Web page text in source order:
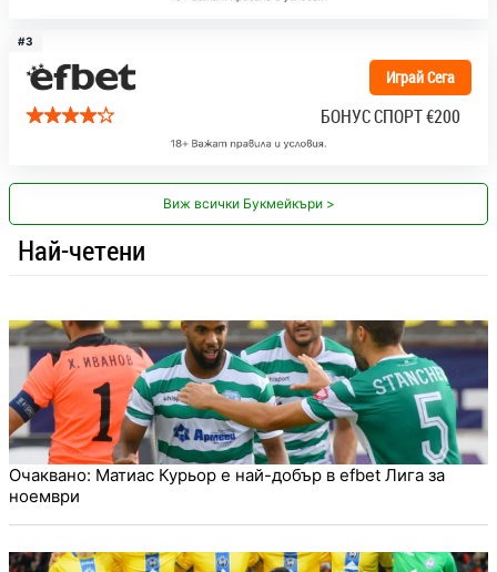
#3
Играй Сега
БОНУС СПОРТ€200
Виж всички Букмейкъри >
Най-четени
Очаквано: Матиас Курьор е най-добър в efbet Лига за
ноември